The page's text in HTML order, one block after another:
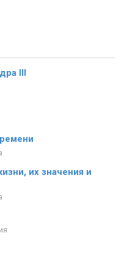
III
их значения и